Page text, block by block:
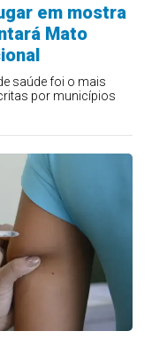
em mostra
Mato
saúde foi o mais
por municípios